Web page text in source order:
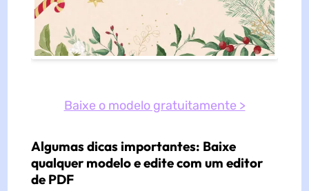
Baixe o modelo gratuitamente >
Algumas dicas importantes: Baixe
qualquer modelo e edite com um editor
de PDF